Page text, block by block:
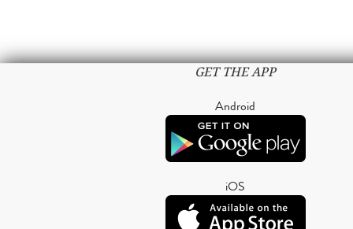
GET THE APP
Android
iOS